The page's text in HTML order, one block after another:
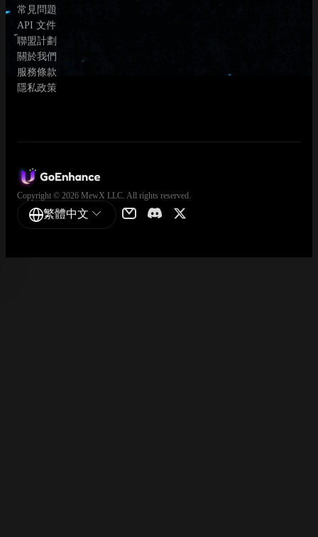
常見問題
API 文件
聯盟計劃
關於我們
服務條款
隱私政策
Copyright © 2026 MewX LLC. All rights reserved.
繁體中文